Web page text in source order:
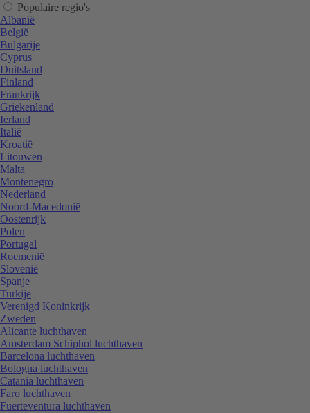
Populaire regio's
Albanië
België
Bulgarije
Cyprus
Duitsland
Finland
Frankrijk
Griekenland
Ierland
Italië
Kroatië
Litouwen
Malta
Montenegro
Nederland
Noord-Macedonië
Oostenrijk
Polen
Portugal
Roemenië
Slovenië
Spanje
Turkije
Verenigd Koninkrijk
Zweden
Alicante luchthaven
Amsterdam Schiphol luchthaven
Barcelona luchthaven
Bologna luchthaven
Catania luchthaven
Faro luchthaven
Fuerteventura luchthaven